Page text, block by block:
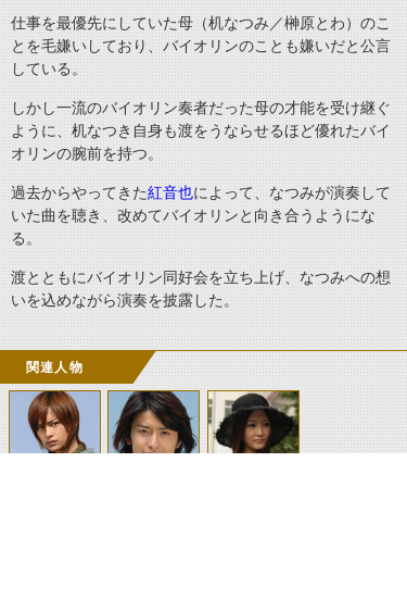
仕事を最優先にしていた母（机なつみ／榊原とわ）のこ
とを毛嫌いしており、バイオリンのことも嫌いだと公言
している。
しかし一流のバイオリン奏者だった母の才能を受け継ぐ
ように、机なつき自身も渡をうならせるほど優れたバイ
オリンの腕前を持つ。
過去からやってきた紅音也によって、なつみが演奏して
いた曲を聴き、改めてバイオリンと向き合うようにな
る。
渡とともにバイオリン同好会を立ち上げ、なつみへの想
いを込めながら演奏を披露した。
関連人物